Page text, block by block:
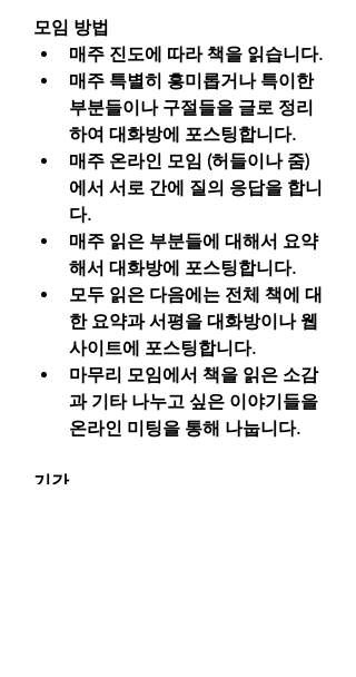
모임 방법
매주 진도에 따라 책을 읽습니다.
매주 특별히 흥미롭거나 특이한
부분들이나 구절들을 글로 정리
하여 대화방에 포스팅합니다.
매주 온라인 모임 (허들이나 줌)
에서 서로 간에 질의 응답을 합니
다.
매주 읽은 부분들에 대해서 요약
해서 대화방에 포스팅합니다.
모두 읽은 다음에는 전체 책에 대
한 요약과 서평을 대화방이나 웹
사이트에 포스팅합니다.
마무리 모임에서 책을 읽은 소감
과 기타 나누고 싶은 이야기들을
온라인 미팅을 통해 나눕니다.
기간